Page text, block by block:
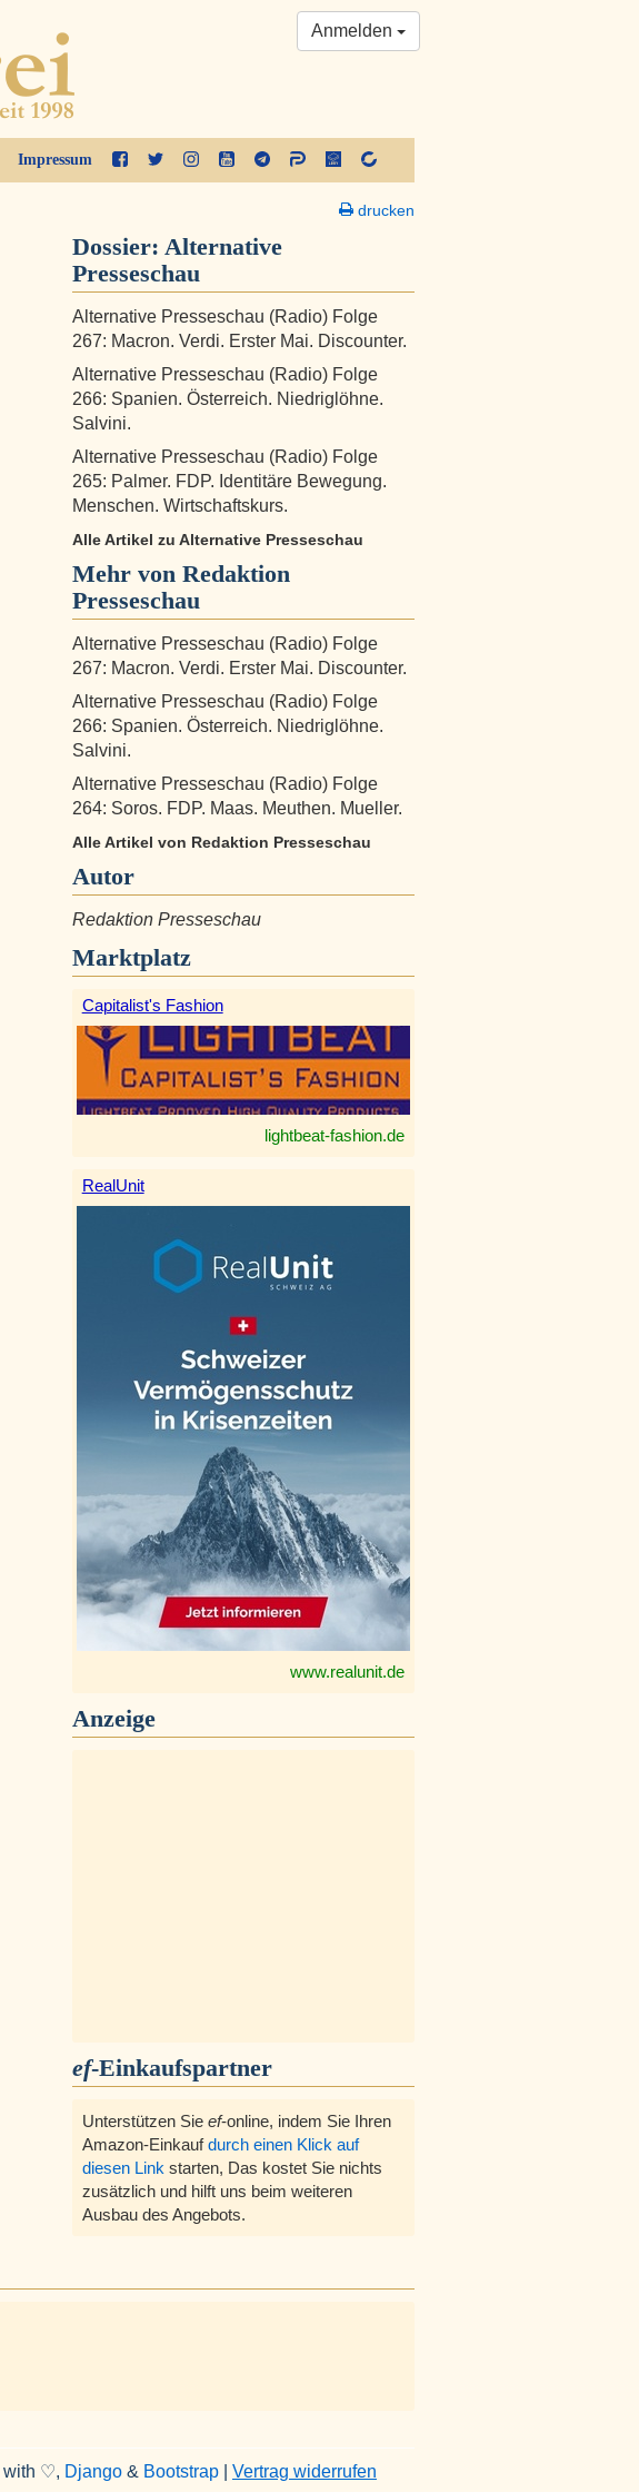
Impressum
Anmelden
drucken
Dossier: Alternative
Presseschau
Alternative Presseschau (Radio) Folge
267: Macron. Verdi. Erster Mai. Discounter.
Alternative Presseschau (Radio) Folge
266: Spanien. Österreich. Niedriglöhne.
Salvini.
Alternative Presseschau (Radio) Folge
265: Palmer. FDP. Identitäre Bewegung.
Menschen. Wirtschaftskurs.
Alle Artikel zu Alternative Presseschau
Mehr von Redaktion
Presseschau
Alternative Presseschau (Radio) Folge
267: Macron. Verdi. Erster Mai. Discounter.
Alternative Presseschau (Radio) Folge
266: Spanien. Österreich. Niedriglöhne.
Salvini.
Alternative Presseschau (Radio) Folge
264: Soros. FDP. Maas. Meuthen. Mueller.
Alle Artikel von Redaktion Presseschau
Autor
Redaktion Presseschau
Marktplatz
Capitalist's Fashion
lightbeat-fashion.de
RealUnit
www.realunit.de
Anzeige
ef-Einkaufspartner
Unterstützen Sie ef-online, indem Sie Ihren
Amazon-Einkaufdurch einen Klick auf
diesen Link starten, Das kostet Sie nichts
zusätzlich und hilft uns beim weiteren
Ausbau des Angebots.
with ♡, Django & Bootstrap Vertrag widerrufen